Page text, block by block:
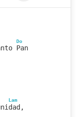
Do
Pan
Lam